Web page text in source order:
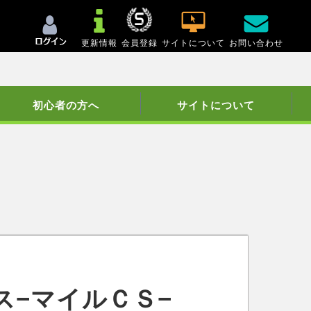
更新情報 会員登録 サイトについて お問い合わせ
初心者の方へ サイトについて
−マイルＣＳ−